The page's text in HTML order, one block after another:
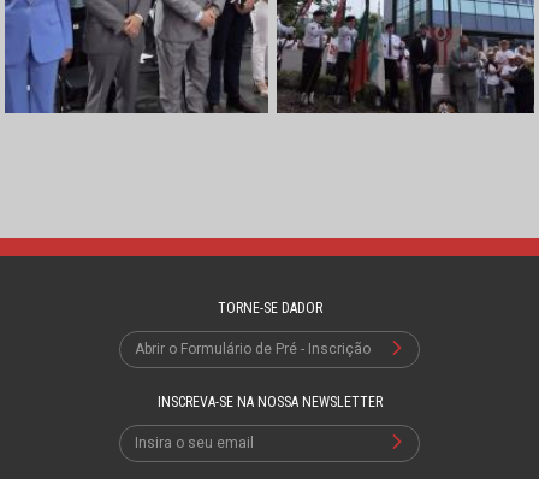
TORNE-SE DADOR
Abrir o Formulário de Pré - Inscrição
INSCREVA-SE NA NOSSA NEWSLETTER
Insira o seu email